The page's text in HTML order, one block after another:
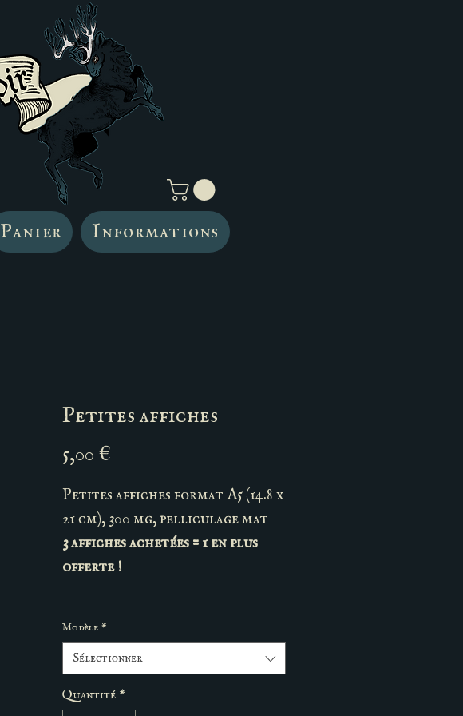
Panier Informations
Petites affiches
5,00 €
Petites affiches format A5 (14.8 x
21 cm), 300 mg, pelliculage mat
3 affiches achetées = 1 en plus
offerte !
Modèle *
Sélectionner
Quantité *